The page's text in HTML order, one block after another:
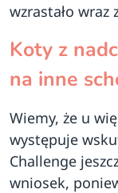
wzrastało wraz
Koty z
na inne
Wiemy, że u
występuje
Challenge
wniosek,